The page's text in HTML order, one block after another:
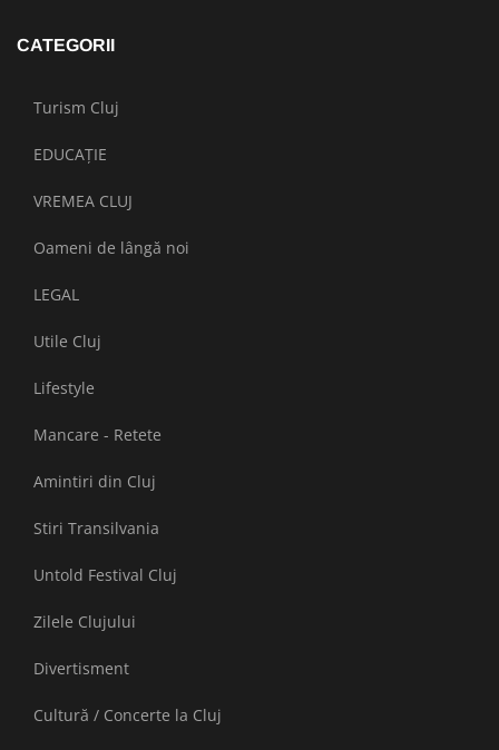
CATEGORII
Turism Cluj
EDUCAȚIE
VREMEA CLUJ
Oameni de lângă noi
LEGAL
Utile Cluj
Lifestyle
Mancare - Retete
Amintiri din Cluj
Stiri Transilvania
Untold Festival Cluj
Zilele Clujului
Divertisment
Cultură / Concerte la Cluj